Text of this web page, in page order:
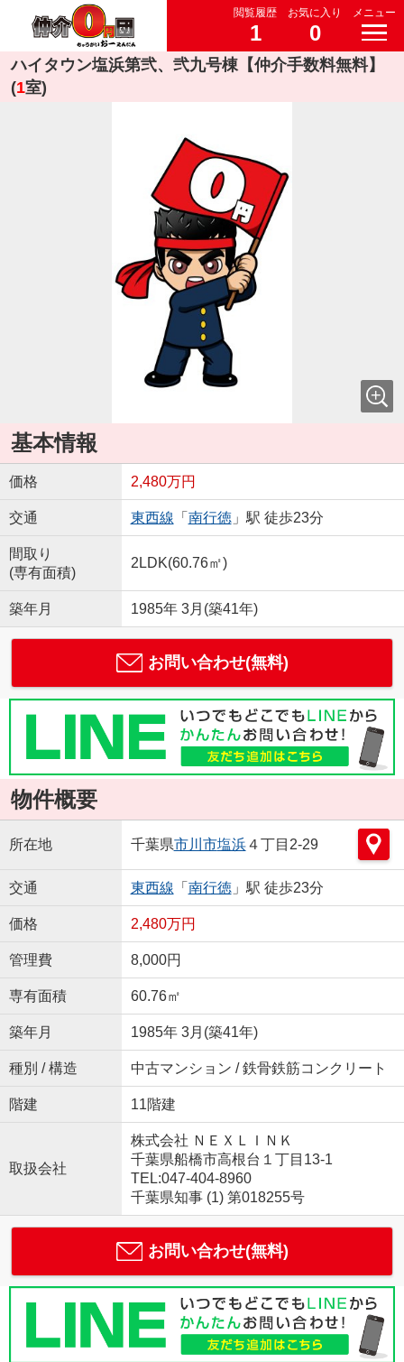
閲覧履歴
1
お気に入り
0
メニュー
ハイタウン塩浜第弐、弐九号棟【仲介手数料無料】
(1室)
基本情報
価格 2,480万円
交通 東西線 「 南行徳」駅 徒歩23分
間取り
(専有面積)
2LDK(60.76㎡)
築年月 1985年 3月(築41年)
お問い合わせ(無料)
物件概要
所在地 千葉県市川市塩浜４丁目2-29
交通 東西線 「 南行徳」駅 徒歩23分
価格 2,480万円
管理費 8,000円
専有面積 60.76㎡
築年月 1985年 3月(築41年)
種別 / 構造 中古マンション / 鉄骨鉄筋コンクリート
階建 11階建
取扱会社
株式会社 ＮＥＸＬＩＮＫ
千葉県船橋市高根台１丁目13-1
TEL:047-404-8960
千葉県知事 (1) 第018255号
お問い合わせ(無料)